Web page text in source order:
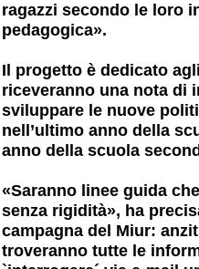
ragazzi secondo le loro
pedagogica».
Il progetto è dedicato
riceveranno una nota di
sviluppare le nuove
nell’ultimo anno della
anno della scuola
«Saranno linee guida
senza rigidità», ha
campagna del Miur:
troveranno tutte le